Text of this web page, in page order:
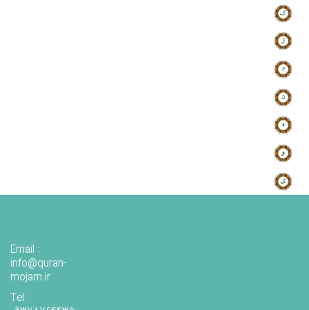
Email :
info@quran-
mojam.ir
Tel :